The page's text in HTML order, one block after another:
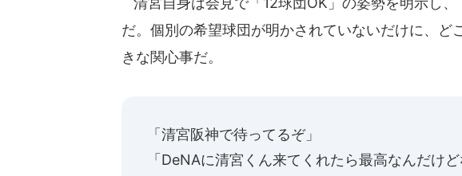
だ。個別の希望球団が明かされていないだけに、ど
きな関心事だ。
「清宮阪神で待ってるぞ」
「DeNAに清宮くん来てくれたら最高なんだけど